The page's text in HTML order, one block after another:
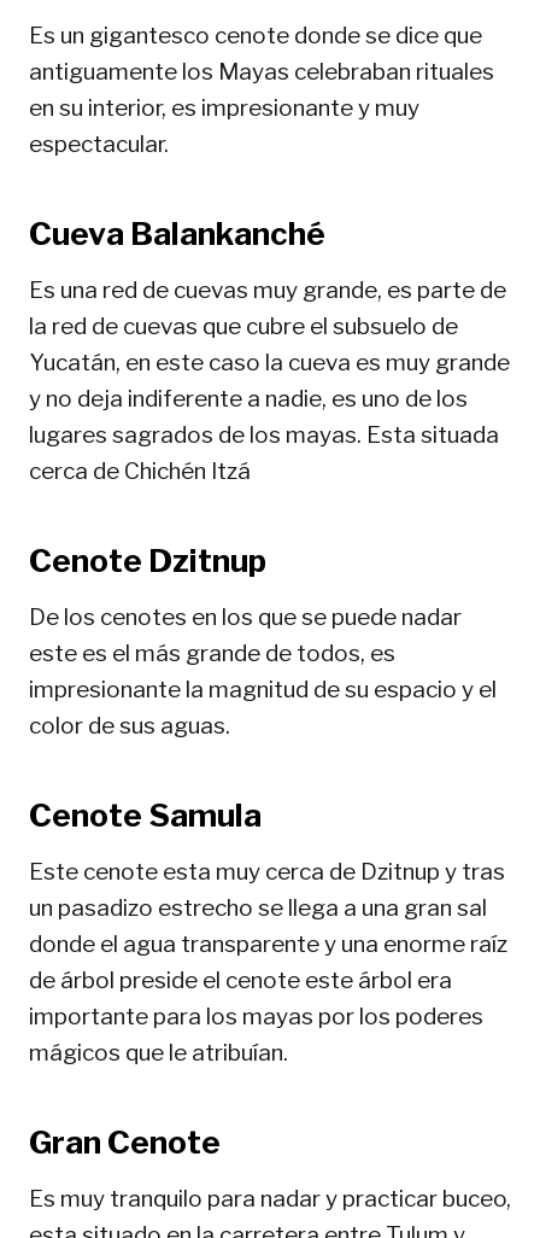
Es un gigantesco cenote donde se dice que
antiguamente los Mayas celebraban rituales
en su interior, es impresionante y muy
espectacular.
Cueva Balankanché
Es una red de cuevas muy grande, es parte de
la red de cuevas que cubre el subsuelo de
Yucatán, en este caso la cueva es muy grande
y no deja indiferente a nadie, es uno de los
lugares sagrados de los mayas. Esta situada
cerca de Chichén Itzá
Cenote Dzitnup
De los cenotes en los que se puede nadar
este es el más grande de todos, es
impresionante la magnitud de su espacio y el
color de sus aguas.
Cenote Samula
Este cenote esta muy cerca de Dzitnup y tras
un pasadizo estrecho se llega a una gran sal
donde el agua transparente y una enorme raíz
de árbol preside el cenote este árbol era
importante para los mayas por los poderes
mágicos que le atribuían.
Gran Cenote
Es muy tranquilo para nadar y practicar buceo,